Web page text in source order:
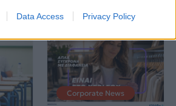
Data Access Privacy Policy
Corporate News